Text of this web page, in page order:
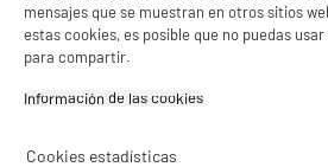
34 €94
Cuyo0€16
mensajes que se muestran en otros sitios
estas cookies, es posible que no puedas
para compartir.
Información de las cookies‎
Cookies estadísticas